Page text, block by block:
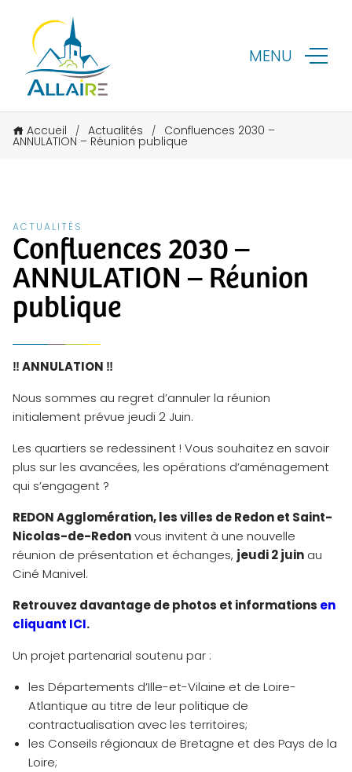
MENU
Accueil / Actualités / Confluences 2030 –
ANNULATION – Réunion publique
ACTUALITÉS
Confluences 2030 –
ANNULATION – Réunion
publique
‼ ANNULATION ‼
Nous sommes au regret d’annuler la réunion
initialement prévue jeudi 2 Juin.
Les quartiers se redessinent ! Vous souhaitez en savoir
plus sur les avancées, les opérations d’aménagement
qui s’engagent ?
REDON Agglomération, les villes de Redon et Saint-
Nicolas-de-Redonvous invitent à une nouvelle
réunion de présentation et échanges, jeudi 2 juin au
Ciné Manivel.
Retrouvez davantage de photos et informations en
cliquant ICI.
Un projet partenarial soutenu par :
les Départements d’Ille-et-Vilaine et de Loire-
Atlantique au titre de leur politique de
contractualisation avec les territoires;
les Conseils régionaux de Bretagne et des Pays de la
Loire;